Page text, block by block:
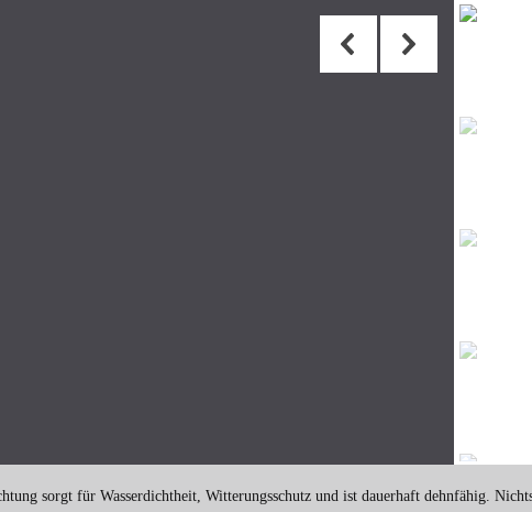
sorgt für Wasserdichtheit, Witterungsschutz und ist dauerhaft dehnfähig.